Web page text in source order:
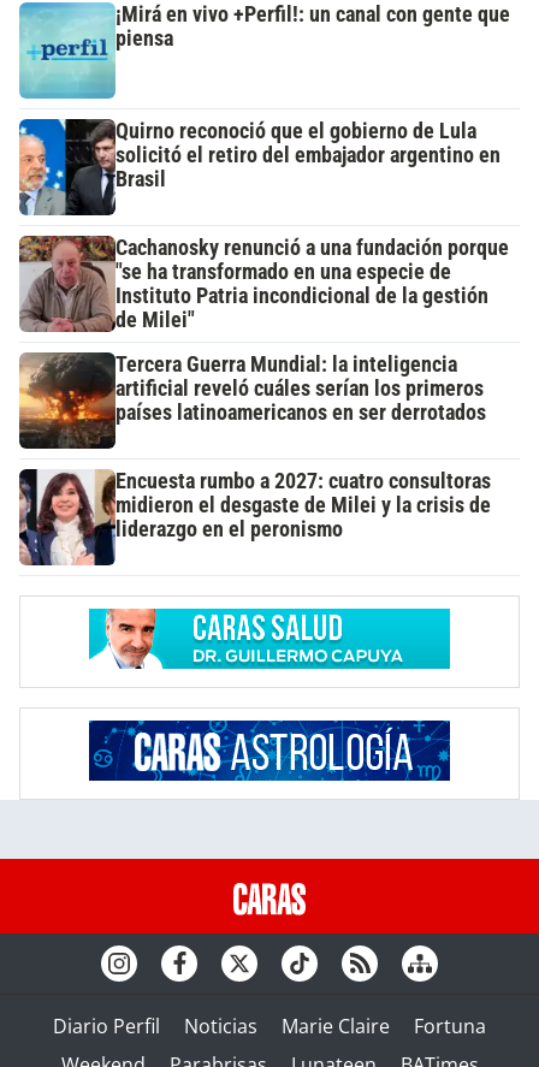
¡Mirá en vivo +Perfil!: un canal con gente que
piensa
Quirno reconoció que el gobierno de Lula
solicitó el retiro del embajador argentino en
Brasil
Cachanosky renunció a una fundación porque
"se ha transformado en una especie de
Instituto Patria incondicional de la gestión
de Milei"
Tercera Guerra Mundial: la inteligencia
artificial reveló cuáles serían los primeros
países latinoamericanos en ser derrotados
Encuesta rumbo a 2027: cuatro consultoras
midieron el desgaste de Milei y la crisis de
liderazgo en el peronismo
Diario Perfil Noticias Marie Claire
Fortuna